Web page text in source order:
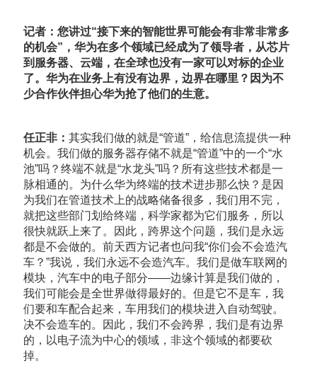
记者：您讲过“接下来的智能世界可能会有非常非常多
的机会”，华为在多个领域已经成为了领导者，从芯片
到服务器、云端，在全球也没有一家可以对标的企业
了。华为在业务上有没有边界，边界在哪里？因为不
少合作伙伴担心华为抢了他们的生意。
任正非： 其实我们做的就是“管道”，给信息流提供一种
机会。我们做的服务器存储不就是“管道”中的一个“水
池”吗？终端不就是“水龙头”吗？所有这些技术都是一
脉相通的。为什么华为终端的技术进步那么快？是因
为我们在管道技术上的战略储备很多，我们用不完，
就把这些部门划给终端，科学家都为它们服务，所以
很快就跃上来了。因此，跨界这个问题，我们是永远
都是不会做的。前天西方记者也问我“你们会不会造汽
车？”我说，我们永远不会造汽车。我们是做车联网的
模块，汽车中的电子部分——边缘计算是我们做的，
我们可能会是全世界做得最好的。但是它不是车，我
们要和车配合起来，车用我们的模块进入自动驾驶。
决不会造车的。因此，我们不会跨界，我们是有边界
的，以电子流为中心的领域，非这个领域的都要砍
掉。